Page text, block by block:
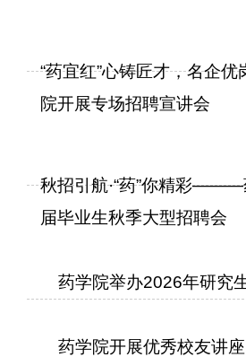
“药宜红”心铸匠才，名企
院开展专场招聘宣讲会
秋招引航·“药”你精彩
届毕业生秋季大型招聘会
药学院举办2026年研究
药学院开展优秀校友讲座